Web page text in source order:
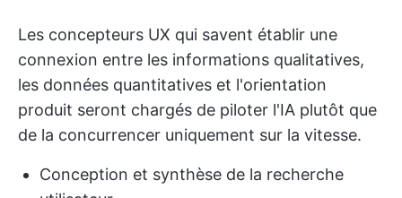
Les concepteurs UX qui savent établir une
connexion entre les informations qualitatives,
les données quantitatives et l'orientation
produit seront chargés de piloter l'IA plutôt que
de la concurrencer uniquement sur la vitesse.
Conception et synthèse de la recherche